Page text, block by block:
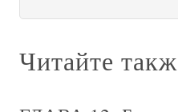
Читайте